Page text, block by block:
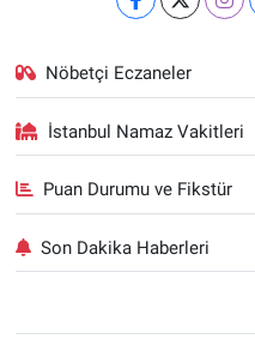
Nöbetçi Eczaneler
İstanbul Namaz Vakitleri
Puan Durumu ve Fikstür
Son Dakika Haberleri